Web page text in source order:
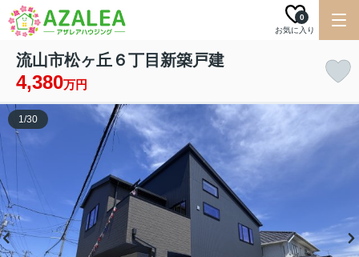
お気に入り
0
流山市松ヶ丘６丁目新築戸建
4,380万円
1/30